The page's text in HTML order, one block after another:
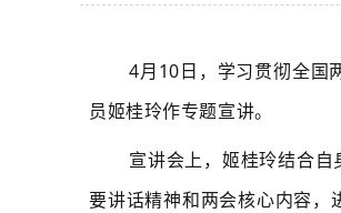
4月10日，学习贯彻全国
员姬桂玲作专题宣讲。
宣讲会上，姬桂玲结合
要讲话精神和两会核心内容，